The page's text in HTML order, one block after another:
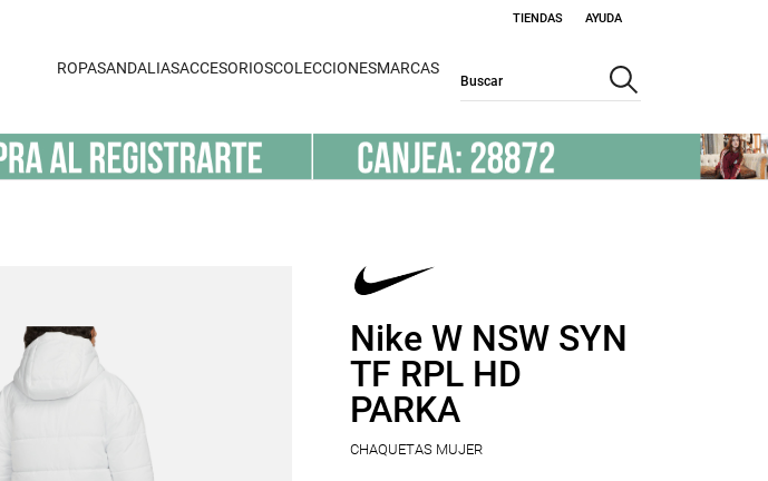
TIENDAS AYUDA
ROPASANDALIASACCESORIOSCOLECCIONESMARCAS
Nike W NSW SYN
TF RPL HD
PARKA
CHAQUETAS MUJER